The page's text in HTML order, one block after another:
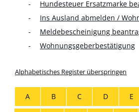
Hundesteuer Ersatzmarke
Ins Ausland abmelden /
Meldebescheinigung
Wohnungsgeberbestätigung
Alphabetisches Register überspringen
A B C D E